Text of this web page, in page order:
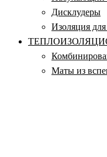
Дисклудеры
Изоляция
Маты из